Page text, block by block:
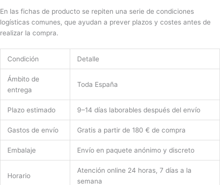
En las fichas de producto se repiten una serie de condiciones
logísticas comunes, que ayudan a prever plazos y costes antes de
realizar la compra.
Condición Detalle
Ámbito de
entrega
Toda España
Plazo estimado 9–14 días laborables después del envío
Gastos de envío Gratis a partir de 180 € de compra
Embalaje Envío en paquete anónimo y discreto
Horario
Atención online 24 horas, 7 días a la
semana